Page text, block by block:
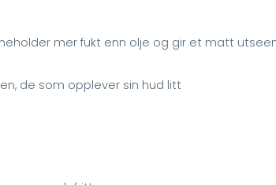
mer fukt enn olje og gir et matt
de som opplever sin hud litt